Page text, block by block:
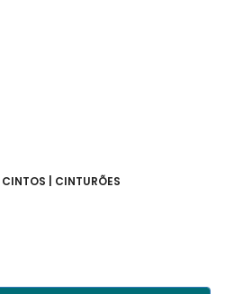
CINTOS | CINTURÕES